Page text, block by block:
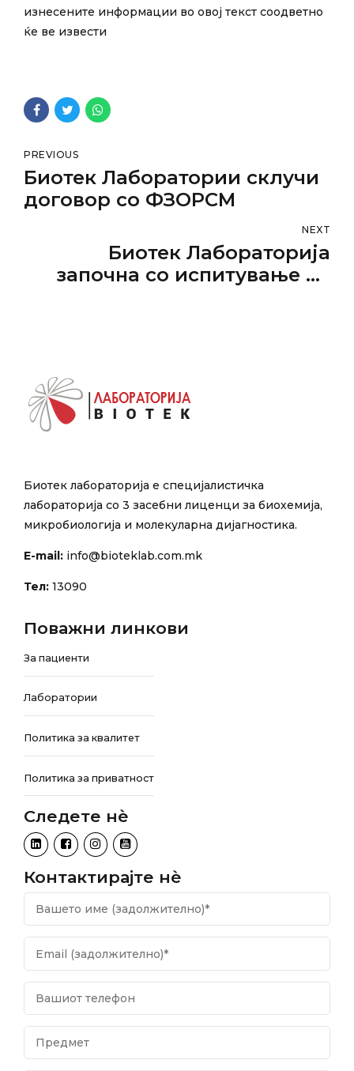
изнесените информации во овој текст соодветно
ќе ве извести
PREVIOUS
Биотек Лаборатории склучи
договор со ФЗОРСМ
NEXT
Биотек Лабораторија
започна со испитување на
Биотек лабораторија е специјалистичка
лабораторија со 3 засебни лиценци за биохемија,
микробиологија и молекуларна дијагностика.
E-mail: info@bioteklab.com.mk
Тел: 13090
Поважни линкови
За пациенти
Лаборатории
Политика за квалитет
Политика за приватност
Следете нѐ
Контактирајте нѐ